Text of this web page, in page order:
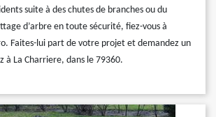
suite à des chutes de branches ou du
d’arbre en toute sécurité, fiez-vous à
Faites-lui part de votre projet et demandez un
à La Charriere, dans le 79360.